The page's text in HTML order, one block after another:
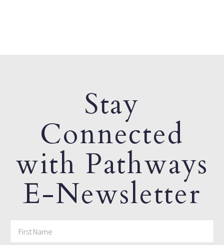
Stay
Connected
with Pathways
E-Newsletter